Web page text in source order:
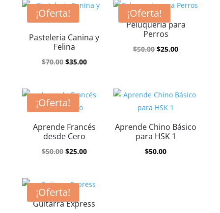
era:
$120.00.
es:
$60.00.
¡Oferta!
Pasteleria Canina y
Felina
$70.00 El
era:
$70.00.
$35.00El
es:
¡Oferta!
Peluqueria para
Perros
$50.00 El
$50.00.
$25.00El
$25.00.
¡Oferta!
Aprende Francés
desde Cero
$50.00 El
era:
$50.00.
$25.00El
es:
$25.00.
Aprende Chino Básico
para HSK 1
$50.00
¡Oferta!
Guitarra Express